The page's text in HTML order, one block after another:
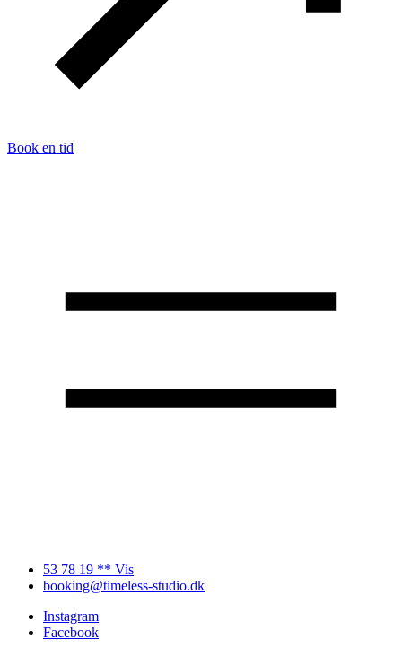
Book en tid
53 78 19 ** Vis
booking@timeless-studio.dk
Instagram
Facebook